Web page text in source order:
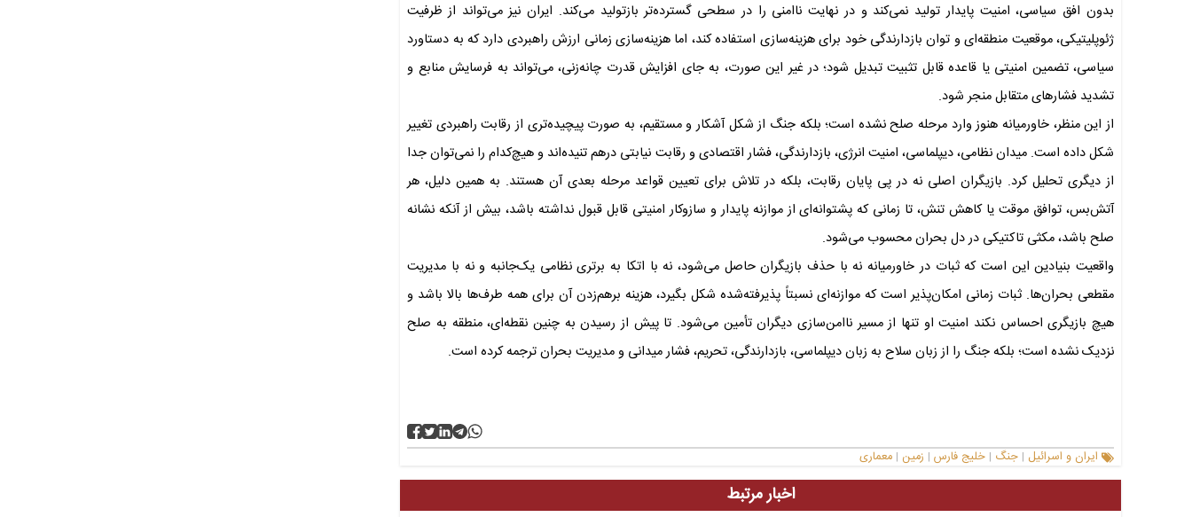
بدون افق سیاسی، امنیت پایدار تولید نمی‌کند و در نهایت ناامنی را در سطحی گسترده‌تر بازتولید می‌کند. ایران نیز می‌تواند از ظرفیت
ژئوپلیتیکی، موقعیت منطقه‌ای و توان بازدارندگی خود برای هزینه‌سازی استفاده کند، اما هزینه‌سازی زمانی ارزش راهبردی دارد که به دستاورد
سیاسی، تضمین امنیتی یا قاعده قابل تثبیت تبدیل شود؛ در غیر این صورت، به جای افزایش قدرت چانه‌زنی، می‌تواند به فرسایش منابع و
تشدید فشارهای متقابل منجر شود.
از این منظر، خاورمیانه هنوز وارد مرحله صلح نشده است؛ بلکه جنگ از شکل آشکار و مستقیم، به صورت پیچیده‌تری از رقابت راهبردی تغییر
شکل داده است. میدان نظامی، دیپلماسی، امنیت انرژی، بازدارندگی، فشار اقتصادی و رقابت نیابتی درهم تنیده‌اند و هیچ‌کدام را نمی‌توان جدا
از دیگری تحلیل کرد. بازیگران اصلی نه در پی پایان رقابت، بلکه در تلاش برای تعیین قواعد مرحله بعدی آن هستند. به همین دلیل، هر
آتش‌بس، توافق موقت یا کاهش تنش، تا زمانی که پشتوانه‌ای از موازنه پایدار و سازوکار امنیتی قابل قبول نداشته باشد، بیش از آنکه نشانه
صلح باشد، مکثی تاکتیکی در دل بحران محسوب می‌شود.
واقعیت بنیادین این است که ثبات در خاورمیانه نه با حذف بازیگران حاصل می‌شود، نه با اتکا به برتری نظامی یک‌جانبه و نه با مدیریت
مقطعی بحران‌ها. ثبات زمانی امکان‌پذیر است که موازنه‌ای نسبتاً پذیرفته‌شده شکل بگیرد، هزینه برهم‌زدن آن برای همه طرف‌ها بالا باشد و
هیچ بازیگری احساس نکند امنیت او تنها از مسیر ناامن‌سازی دیگران تأمین می‌شود. تا پیش از رسیدن به چنین نقطه‌ای، منطقه به صلح
نزدیک نشده است؛ بلکه جنگ را از زبان سلاح به زبان دیپلماسی، بازدارندگی، تحریم، فشار میدانی و مدیریت بحران ترجمه کرده است.
ایران و اسرائیل | جنگ | خلیج فارس | زمین | معماری
اخبار مرتبط